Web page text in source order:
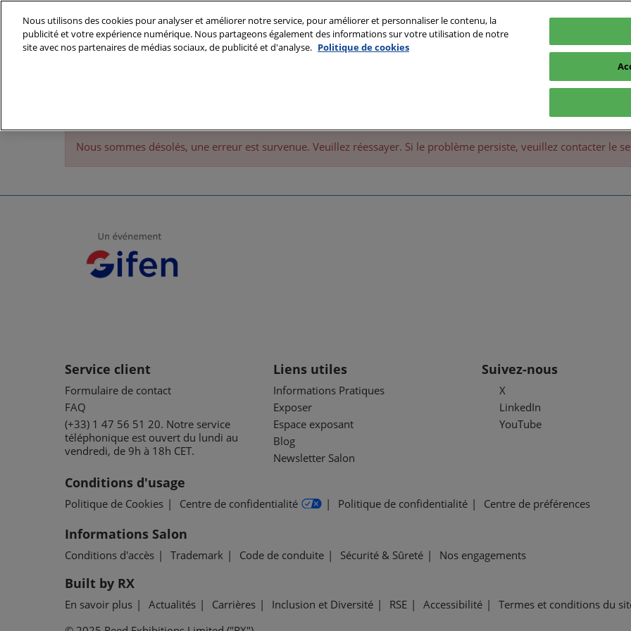
au
contenu
07-09 Décembre 2027
Pavillon FranceBusiness & Networking
Expertise
Espace
Nous sommes désolés, une erreur est survenue. Veuillez réessayer. Si le problème persiste, veuillez contacter le
Service client
Formulaire de contact
FAQ
(+33) 1 47 56 51 20. Notre service
téléphonique est ouvert du lundi au
vendredi, de 9h à 18h CET.
Liens utiles
Informations Pratiques
Exposer
Espace exposant
Blog
Newsletter Salon
Suivez-nous
X
LinkedIn
YouTube
Conditions d'usage
Politique de Cookies Centre de confidentialité Politique de confidentialité Centre de préférences
Informations Salon
Conditions d'accès Trademark Code de conduite Sécurité & Sûreté Nos engagements
Built by RX
En savoir plus Actualités Carrières Inclusion et Diversité RSE Accessibilité
Termes et conditions du
Nous utilisons des cookies pour analyser et améliorer notre service, pour améliorer et personnaliser le contenu, la
publicité et votre expérience numérique. Nous partageons également des informations sur votre utilisation de notre
site avec nos partenaires de médias sociaux, de publicité et d'analyse. Politique de cookies